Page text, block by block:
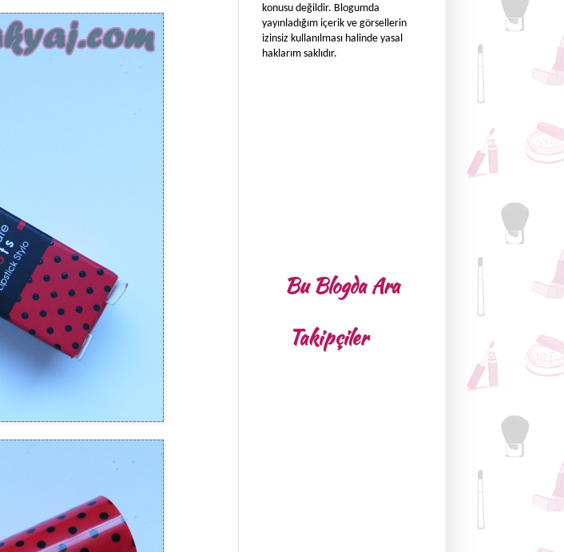
konusu değildir. Blogumda
yayınladığım içerik ve görsellerin
izinsiz kullanılması halinde yasal
haklarım saklıdır.
Bu Blogda Ara
Takipçiler